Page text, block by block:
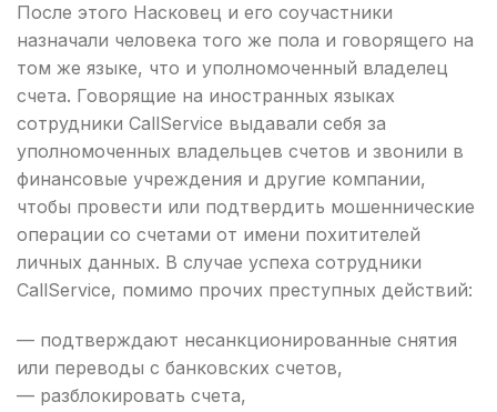
После этого Насковец и его соучастники
назначали человека того же пола и говорящего на
том же языке, что и уполномоченный владелец
счета. Говорящие на иностранных языках
сотрудники CallService выдавали себя за
уполномоченных владельцев счетов и звонили в
финансовые учреждения и другие компании,
чтобы провести или подтвердить мошеннические
операции со счетами от имени похитителей
личных данных. В случае успеха сотрудники
CallService, помимо прочих преступных действий:
— подтверждают несанкционированные снятия
или переводы с банковских счетов,
— разблокировать счета,